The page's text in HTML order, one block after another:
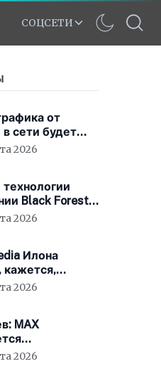
СОЦСЕТИ
от
сети будет
снижаться
2026
Black Forest
2026
Илона
кажется,
работать –
2026
MAX
2026